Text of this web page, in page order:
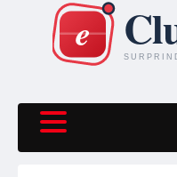
content